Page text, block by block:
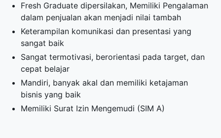
Fresh Graduate dipersilakan, Memiliki Pengalaman
dalam penjualan akan menjadi nilai tambah
Keterampilan komunikasi dan presentasi yang
sangat baik
Sangat termotivasi, berorientasi pada target, dan
cepat belajar
Mandiri, banyak akal dan memiliki ketajaman
bisnis yang baik
Memiliki Surat Izin Mengemudi (SIM A)